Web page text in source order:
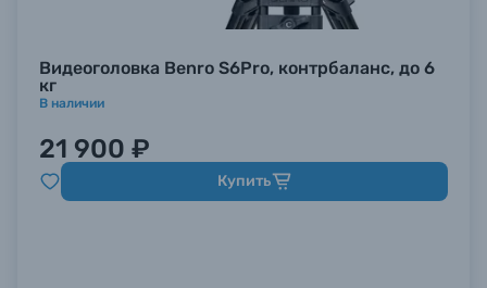
Видеоголовка Benro S6Pro, контрбаланс, до 6
кг
В наличии
21 900 ₽
Купить